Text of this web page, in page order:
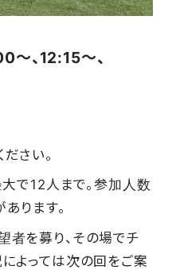
～、12:15～、
さい。
で12人まで。参加人数
ります。
者を募り、その場でチ
よっては次の回をご案